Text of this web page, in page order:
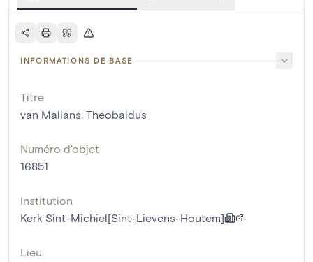
INFORMATIONS DE BASE
Titre
van Mallans, Theobaldus
Numéro d'objet
16851
Institution
Kerk Sint-Michiel[Sint-Lievens-Houtem]
Lieu